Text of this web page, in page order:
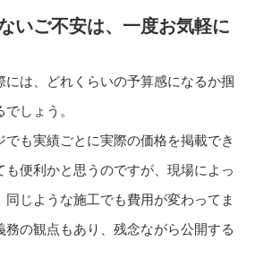
いご不安は、一度お気軽に
には、どれくらいの予算感になるか掴
しょう。
でも実績ごとに実際の価格を掲載でき
も便利かと思うのですが、現場によっ
じような施工でも費用が変わってま
務の観点もあり、残念ながら公開する